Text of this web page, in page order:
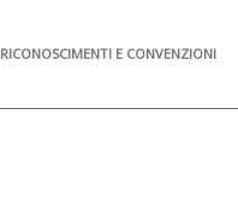
RICONOSCIMENTI E CONVENZIONI